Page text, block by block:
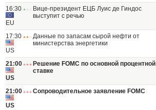
16:30
EU
Вице-президент ЕЦБ Луис де Гиндос
выступит с речью
17:30
US
Данные по запасам сырой нефти от
министерства энергетики
21:00
US
Решение FOMC по основной процентной
ставке
21:00
US
Сопроводительное заявление FOMC